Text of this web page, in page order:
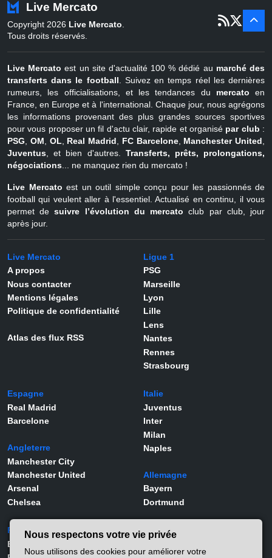
Belgique
juil - 31
Live Mercato
Copyright 2026 Live Mercato
Tous droits réservés.
Live Mercato est un site d'actualité 100 % dédié au marché des
transferts dans le football . Suivez en temps réel les dernières
rumeurs, les officialisations, et les tendances du mercato en
France, en Europe et à l'international. Chaque jour, nous agrégons
les informations provenant des plus grandes sources sportives
pour vous proposer un fil d'actu clair, rapide et organisé par club :
PSG
OM OL Real Madrid FC Barcelone, Manchester United
Juventus , et bien d'autres. Transferts, prêts, prolongations,
négociations ... ne manquez rien du mercato !
Live Mercato est un outil simple conçu pour les passionnés de
football qui veulent aller à l'essentiel. Actualisé en continu, il vous
permet desuivre l’évolution du mercato club par club, jour
après jour.
Live Mercato
A propos
Nous contacter
Mentions légales
Politique de confidentialité
Atlas des flux RSS
Ligue 1
PSG
Marseille
Lyon
Lille
Lens
Nantes
Rennes
Strasbourg
Espagne
Real Madrid
Barcelone
Angleterre
Manchester City
Manchester United
Arsenal
Chelsea
Italie
Juventus
Inter
Milan
Naples
Allemagne
Bayern
Dortmund
Portugal
Benfica
Joueurs
Nous respectons votre vie privée
Nous utilisons des cookies pour améliorer votre